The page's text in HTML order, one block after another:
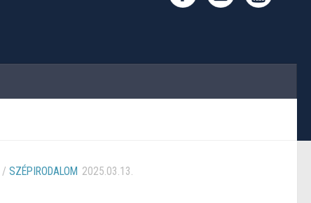
/ SZÉPIRODALOM 2025.03.13.